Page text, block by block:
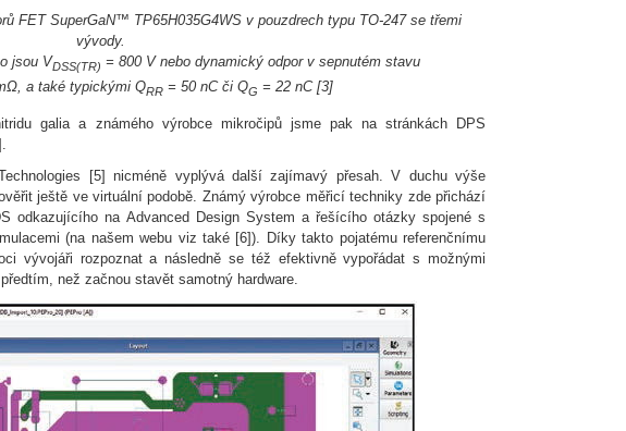
FET SuperGaN™ TP65H035G4WS v pouzdrech typu TO-247 se třemi
vývody.
jsou VDSS(TR) = 800 V nebo dynamický odpor v sepnutém stavu
a také typickými QRR= 50 nC či QG = 22 nC [3]
galia a známého výrobce mikročipů jsme pak na stránkách DPS
[5] nicméně vyplývá další zajímavý přesah. V duchu výše
ještě ve virtuální podobě. Známý výrobce měřicí techniky zde přichází
odkazujícího na Advanced Design System a řešícího otázky spojené s
(na našem webu viz také [6]). Díky takto pojatému referenčnímu
vývojáři rozpoznat a následně se též efektivně vypořádat s možnými
než začnou stavět samotný hardware.